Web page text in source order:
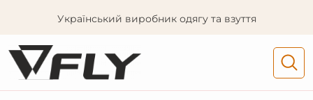
Український виробник одягу та взуття